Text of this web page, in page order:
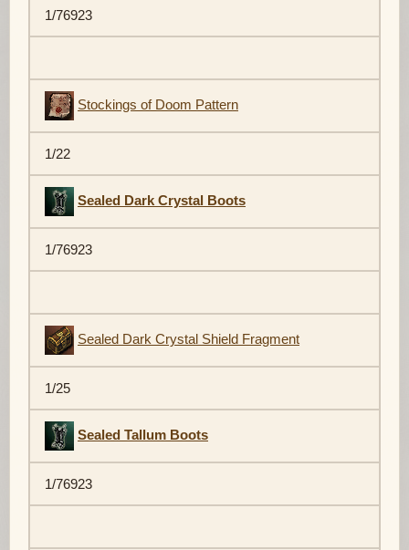
1/76923
Stockings of Doom Pattern
1/22
Sealed Dark Crystal Boots
1/76923
Sealed Dark Crystal Shield Fragment
1/25
Sealed Tallum Boots
1/76923